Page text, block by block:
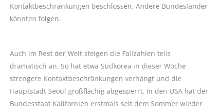
Kontaktbeschränkungen beschlossen. Andere Bundesländer
könnten folgen.
Auch im Rest der Welt steigen die Fallzahlen teils
dramatisch an. So hat etwa Südkorea in dieser Woche
strengere Kontaktbeschränkungen verhängt und die
Hauptstadt Seoul großflächig abgesperrt. In den USA hat der
Bundesstaat Kalifornien erstmals seit dem Sommer wieder